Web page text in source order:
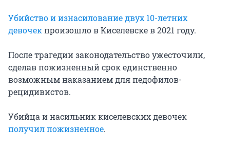
Убийство и изнасилование двух 10-летних
девочекпроизошло в Киселевске в 2021 году.
После трагедии законодательство ужесточили,
сделав пожизненный срок единственно
возможным наказанием для педофилов-
рецидивистов.
Убийца и насильник киселевских девочек
получил пожизненное.